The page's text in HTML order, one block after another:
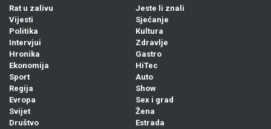
Rat u zalivu
Vijesti
Politika
Intervjui
Hronika
Ekonomija
Sport
Regija
Evropa
Svijet
Društvo
Jeste li znali
Sjećanje
Kultura
Zdravlje
Gastro
HiTec
Auto
Show
Sex i grad
Žena
Estrada